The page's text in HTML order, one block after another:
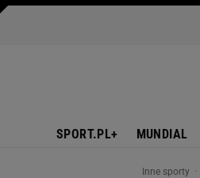
SPORT.PL+ MUNDIAL
Inne sporty